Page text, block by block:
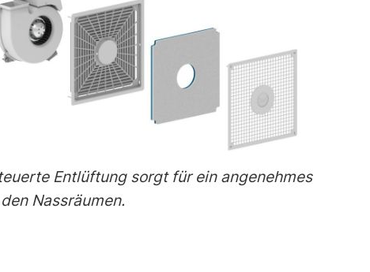
Entlüftung sorgt für ein angenehmes
Nassräumen.